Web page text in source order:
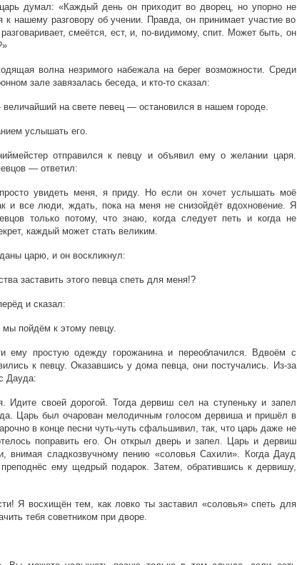
думал: «Каждый день он приходит во дворец, но упорно не
к нашему разговору об учении. Правда, он принимает участие во
смеётся, ест, и, по-видимому, спит. Может быть, он
волна незримого набежала на берег возможности. Среди
зале завязалась беседа, и кто-то сказал:
на свете певец — остановился в нашем городе.
услышать его.
отправился к певцу и объявил ему о желании царя.
— ответил:
увидеть меня, я приду. Но если он хочет услышать моё
и все люди, ждать, пока на меня не снизойдёт вдохновение. Я
только потому, что знаю, когда следует петь и когда не
каждый может стать великим.
царю, и он воскликнул:
заставить этого певца спеть для меня!?
и сказал:
пойдём к этому певцу.
ему простую одежду горожанина и переоблачился. Вдвоём с
к певцу. Оказавшись у дома певца, они постучались. Из-за
Дауда:
своей дорогой. Тогда дервиш сел на ступеньку и запел
Царь был очарован мелодичным голосом дервиша и пришёл в
в конце песни чуть-чуть сфальшивил, так, что царь даже не
поправить его. Он открыл дверь и запел. Царь и дервиш
внимая сладкозвучному пению «соловья Сахили». Когда Дауд
преподнёс ему щедрый подарок. Затем, обратившись к дервишу,
Я восхищён тем, как ловко ты заставил «соловья» спеть для
тебя советником при дворе.